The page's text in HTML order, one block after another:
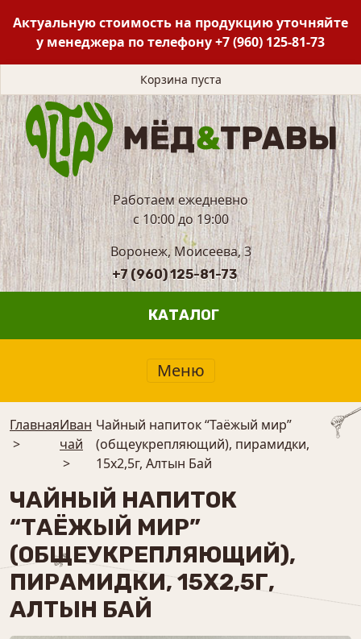
Актуальную стоимость на продукцию уточняйте
у менеджера по телефону+7 (960) 125-81-73
Корзина пуста
Работаем ежедневно
с 10:00 до 19:00
Воронеж, Моисеева, 3
+7 (960) 125-81-73
КАТАЛОГ
Меню
Главная
>
Иван
чай
>
Чайный напиток “Таёжый мир”
(общеукрепляющий), пирамидки,
15х2,5г, Алтын Бай
ЧАЙНЫЙ НАПИТОК
“ТАЁЖЫЙ МИР”
(ОБЩЕУКРЕПЛЯЮЩИЙ),
ПИРАМИДКИ, 15Х2,5Г,
АЛТЫН БАЙ